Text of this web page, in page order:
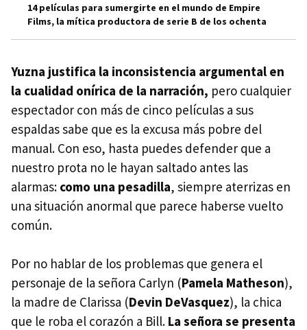
14 películas para sumergirte en el mundo de Empire
Films, la mítica productora de serie B de los ochenta
Yuzna justifica la inconsistencia argumental en
la cualidad onírica de la narración, pero cualquier
espectador con más de cinco películas a sus
espaldas sabe que es la excusa más pobre del
manual. Con eso, hasta puedes defender que a
nuestro prota no le hayan saltado antes las
alarmas: como una pesadilla, siempre aterrizas en
una situación anormal que parece haberse vuelto
común.
Por no hablar de los problemas que genera el
personaje de la señora Carlyn (Pamela Matheson),
la madre de Clarissa (Devin DeVasquez), la chica
que le roba el corazón a Bill. La señora se presenta